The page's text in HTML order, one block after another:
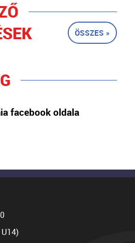
ÖSSZES »
facebook oldala